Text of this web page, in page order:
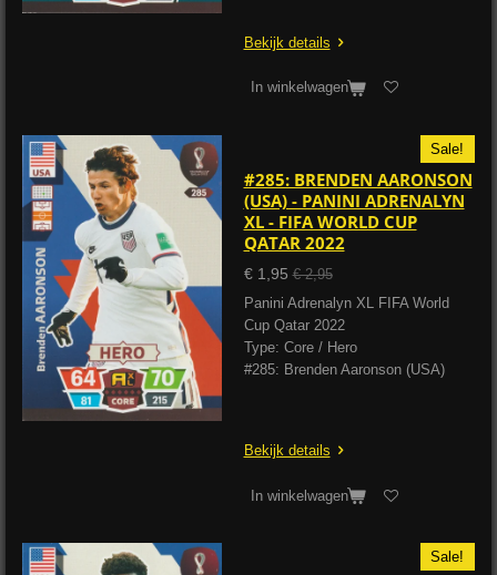
Bekijk details
In winkelwagen
Sale!
#285: BRENDEN AARONSON
(USA) - PANINI ADRENALYN
XL - FIFA WORLD CUP
QATAR 2022
€ 1,95 € 2,95
Panini Adrenalyn XL FIFA World
Cup Qatar 2022
Type: Core / Hero
#285: Brenden Aaronson (USA)
Bekijk details
In winkelwagen
Sale!